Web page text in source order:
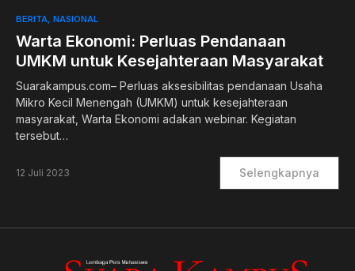
BERITA NASIONAL
Warta Ekonomi: Perluas Pendanaan
UMKM untuk Kesejahteraan Masyarakat
Suarakampus.com– Perluas aksesibilitas pendanaan Usaha
Mikro Kecil Menengah (UMKM) untuk kesejahteraan
masyarakat, Warta Ekonomi adakan webinar. Kegiatan
tersebut…
12 Juli 2023 Selengkapnya